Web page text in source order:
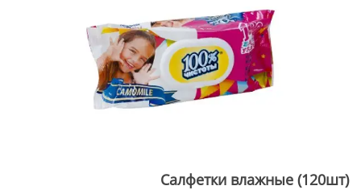
Салфетки влажные (120шт)